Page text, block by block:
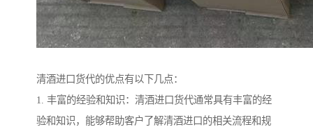
清酒进口货代的优点有以下几点：
1. 丰富的经验和知识：清酒进口货代通常具有丰富的经
验和知识，能够帮助客户了解清酒进口的相关流程和规